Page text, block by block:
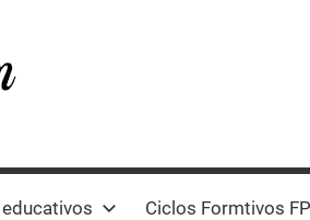
Ciclos Formtivos FP